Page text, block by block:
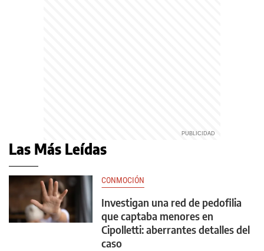
Las Más Leídas
CONMOCIÓN
Investigan una red de pedofilia
que captaba menores en
Cipolletti: aberrantes detalles del
caso